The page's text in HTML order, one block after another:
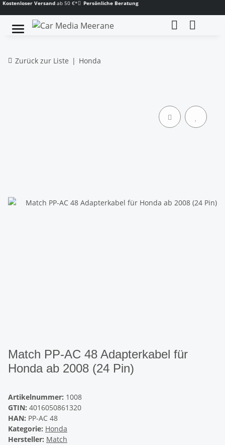
Kostenloser Versand ab 50 €* Persönliche Beratung
Zurück zur Liste Honda
Match PP-AC 48 Adapterkabel für
Honda ab 2008 (24 Pin)
Artikelnummer: 1008
GTIN: 4016050861320
HAN: PP-AC 48
Kategorie: Honda
Hersteller: Match